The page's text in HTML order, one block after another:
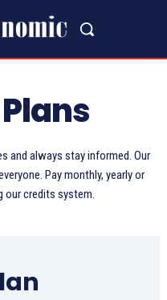
and always stay informed. Our
Pay monthly, yearly or
our credits system.